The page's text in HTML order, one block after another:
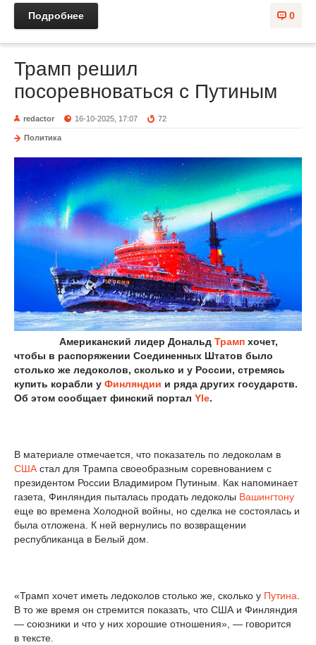
0
Подробнее
Трамп решил
посоревноваться с Путиным
redactor 16-10-2025, 17:07 72
Политика
Американский лидер Дональд Трамп хочет,
чтобы в распоряжении Соединенных Штатов было
столько же ледоколов, сколько и у России, стремясь
купить корабли у Финляндии и ряда других государств.
Об этом сообщает финский портал Yle.
В материале отмечается, что показатель по ледоколам в
СШАстал для Трампа своеобразным соревнованием с
президентом России Владимиром Путиным. Как напоминает
газета, Финляндия пыталась продать ледоколы Вашингтону
еще во времена Холодной войны, но сделка не состоялась и
была отложена. К ней вернулись по возвращении
республиканца в Белый дом.
«Трамп хочет иметь ледоколов столько же, сколько у Путина.
В то же время он стремится показать, что США и Финляндия
— союзники и что у них хорошие отношения», — говорится
в тексте.